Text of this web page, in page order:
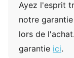
Ayez l'esprit
notre
lors de
garantie ici.